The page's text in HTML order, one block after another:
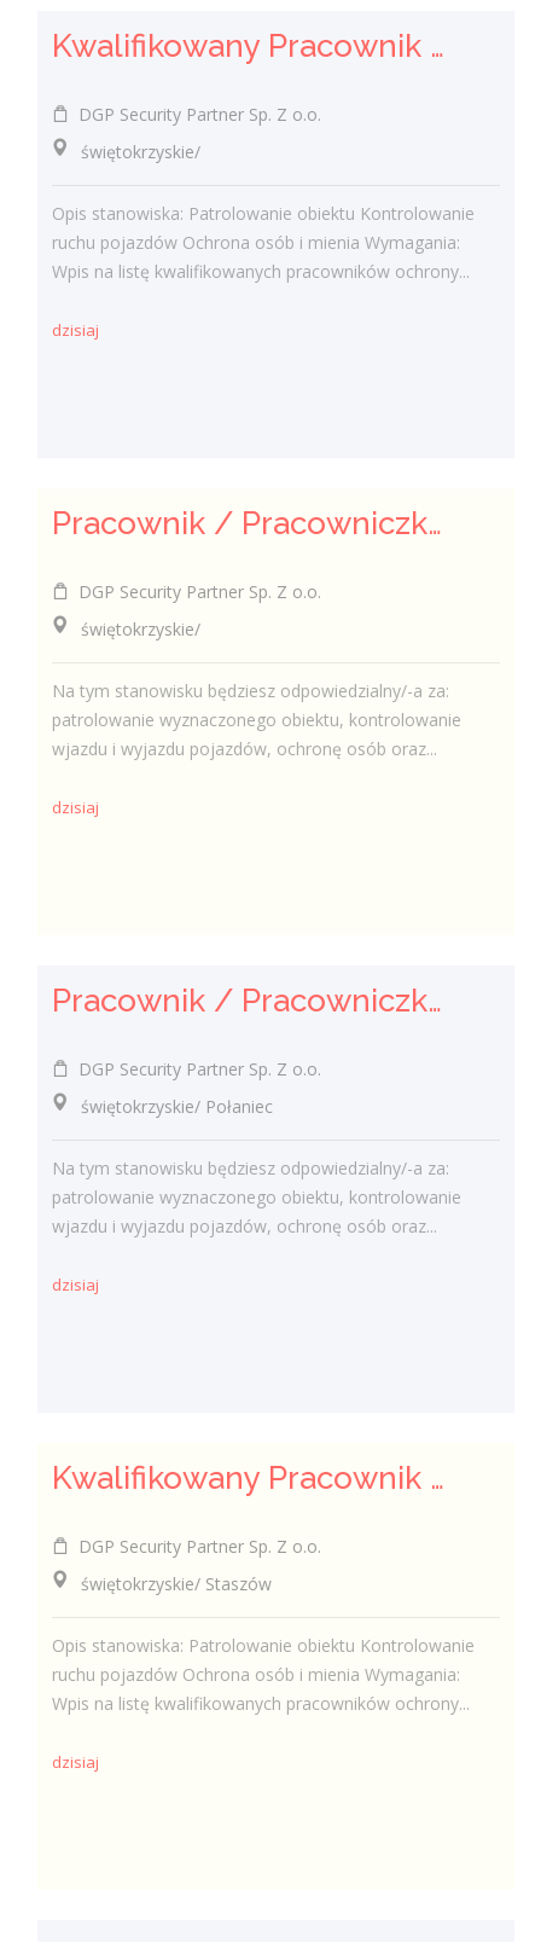
Kwalifikowany Pracownik Ochrony z Pozwoleniem na Broń (K/M)
DGP Security Partner Sp. Z o.o.
świętokrzyskie/
Opis stanowiska: Patrolowanie obiektu Kontrolowanie
ruchu pojazdów Ochrona osób i mienia Wymagania:
Wpis na listę kwalifikowanych pracowników ochrony...
dzisiaj
Pracownik / Pracowniczka Ochrony z Pozwoleniem na Broń
DGP Security Partner Sp. Z o.o.
świętokrzyskie/
Na tym stanowisku będziesz odpowiedzialny/-a za:
patrolowanie wyznaczonego obiektu, kontrolowanie
wjazdu i wyjazdu pojazdów, ochronę osób oraz...
dzisiaj
Pracownik / Pracowniczka Ochrony z Pozwoleniem na Broń
DGP Security Partner Sp. Z o.o.
świętokrzyskie/ Połaniec
Na tym stanowisku będziesz odpowiedzialny/-a za:
patrolowanie wyznaczonego obiektu, kontrolowanie
wjazdu i wyjazdu pojazdów, ochronę osób oraz...
dzisiaj
Kwalifikowany Pracownik Ochrony z Pozwoleniem na Broń (K/M)
DGP Security Partner Sp. Z o.o.
świętokrzyskie/ Staszów
Opis stanowiska: Patrolowanie obiektu Kontrolowanie
ruchu pojazdów Ochrona osób i mienia Wymagania:
Wpis na listę kwalifikowanych pracowników ochrony...
dzisiaj